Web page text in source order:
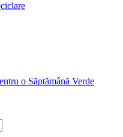
o Săptămână Verde